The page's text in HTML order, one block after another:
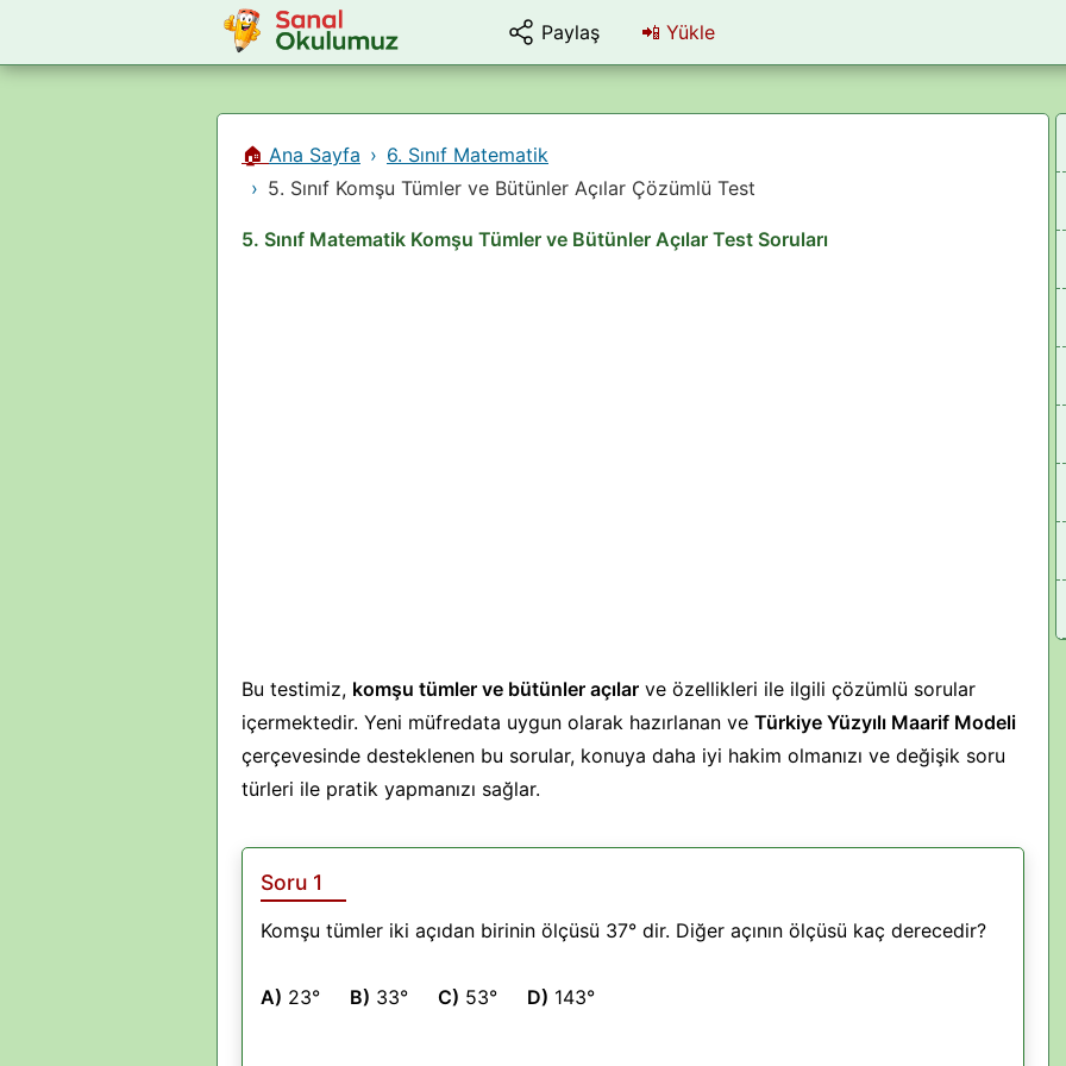
Paylaş 📲 Yükle
🏠 Ana Sayfa
6. Sınıf Matematik
5. Sınıf Komşu Tümler ve Bütünler Açılar Çözümlü Test
5. Sınıf Matematik Komşu Tümler ve Bütünler Açılar Test Soruları
Bu testimiz, komşu tümler ve bütünler açılar ve özellikleri ile ilgili çözümlü sorular
içermektedir. Yeni müfredata uygun olarak hazırlanan ve Türkiye Yüzyılı Maarif Modeli
çerçevesinde desteklenen bu sorular, konuya daha iyi hakim olmanızı ve değişik soru
türleri ile pratik yapmanızı sağlar.
Soru 1
Komşu tümler iki açıdan birinin ölçüsü 37° dir. Diğer açının ölçüsü kaç derecedir?
A) 23° B) 33° C) 53° D) 143°